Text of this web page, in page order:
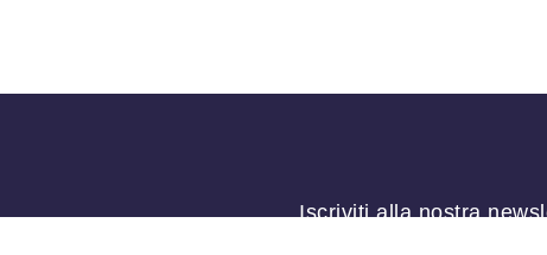
Iscriviti alla nostra